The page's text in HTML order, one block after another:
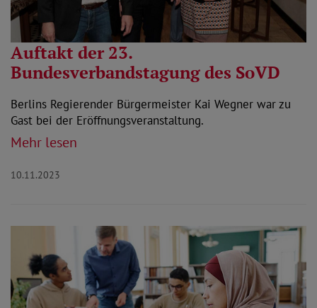
Auftakt der 23.
Bundesverbandstagung des SoVD
Berlins Regierender Bürgermeister Kai Wegner war zu
Gast bei der Eröffnungsveranstaltung.
Mehr lesen
10.11.2023